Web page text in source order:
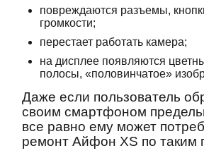
повреждаются разъемы,
громкости;
перестает работать камера;
на дисплее появляются
полосы, «половинчатое»
Даже если пользователь
своим смартфоном
все равно ему может
ремонт Айфон XS по таким